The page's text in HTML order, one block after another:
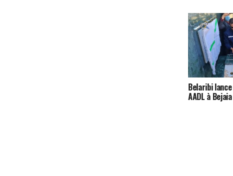
Belaribi
AADL à Bejaia